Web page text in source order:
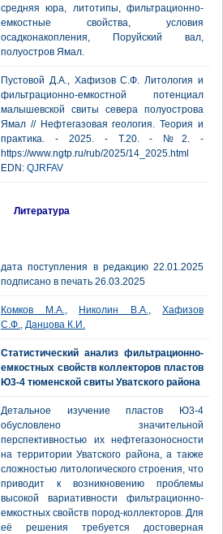
средняя юра, литотипы, фильтрационно-
емкостные свойства, условия
осадконакопления, Поруйский вал,
полуостров Ямал.
Пустовой Д.А., Хафизов С.Ф. Литология и
фильтрационно-емкостной потенциал
малышевской свиты севера полуострова
Ямал // Нефтегазовая геология. Теория и
практика. - 2025. - Т.20. - №2. -
https://www.ngtp.ru/rub/2025/14_2025.html
EDN: QJRFAV
Литература
дата поступления в редакцию 22.01.2025
подписано в печать 26.03.2025
Комков М.А., Николин В.А., Хафизов
С.Ф., Данцова К.И.
Статистический анализ фильтрационно-
емкостных свойств коллекторов пластов
Ю3-4 тюменской свиты Уватского района
Детальное изучение пластов Ю3-4
обусловлено значительной
перспективностью их нефтегазоносности
на территории Уватского района, а также
сложностью литологического строения, что
приводит к возникновению проблемы
высокой вариативности фильтрационно-
емкостных свойств пород-коллекторов. Для
её решения требуется достоверная